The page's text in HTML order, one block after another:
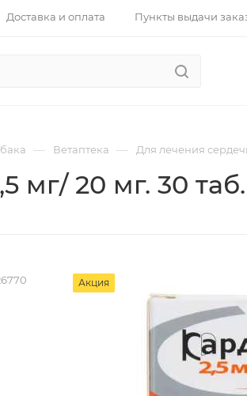
Доставка и оплата Пункты выдачи
— Ветаптека — Для лечения
мг/ 20 мг. 30
Акция